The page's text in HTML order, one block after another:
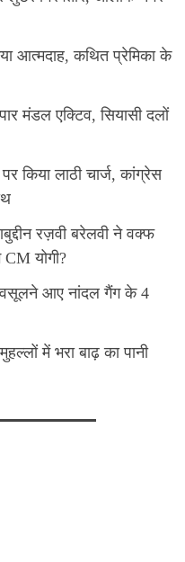
आत्मदाह, कथित प्रेमिका के
मंडल एक्टिव, सियासी दलों
किया लाठी चार्ज, कांग्रेस
रज़वी बरेलवी ने वक्फ
योगी?
वसूलने आए नांदल गैंग के 4
में भरा बाढ़ का पानी